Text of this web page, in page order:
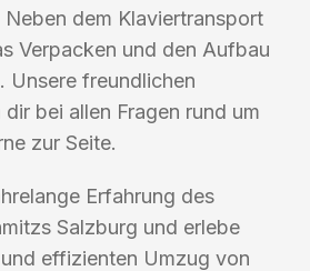
Neben dem Klaviertransport
Verpacken und den Aufbau
Unsere freundlichen
bei allen Fragen rund um
zur Seite.
Erfahrung des
Salzburg und erlebe
effizienten Umzug von